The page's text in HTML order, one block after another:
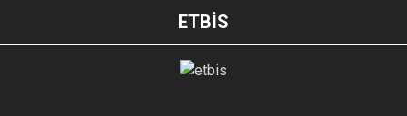
ETBİS